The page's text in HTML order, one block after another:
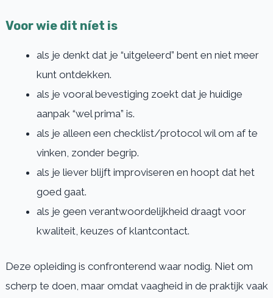
Voor wie dit níet is
als je denkt dat je “uitgeleerd” bent en niet meer
kunt ontdekken.
als je vooral bevestiging zoekt dat je huidige
aanpak “wel prima” is.
als je alleen een checklist/protocol wil om af te
vinken, zonder begrip.
als je liever blijft improviseren en hoopt dat het
goed gaat.
als je geen verantwoordelijkheid draagt voor
kwaliteit, keuzes of klantcontact.
Deze opleiding is confronterend waar nodig. Niet om
scherp te doen, maar omdat vaagheid in de praktijk vaak